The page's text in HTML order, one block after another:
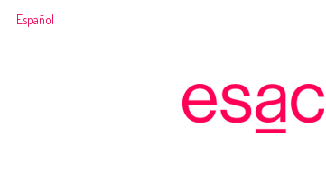
Español